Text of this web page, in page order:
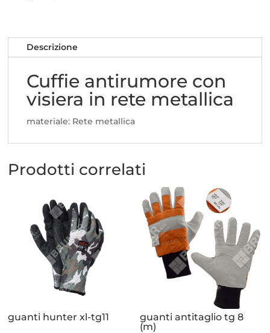
quantità
Descrizione
Cuffie antirumore con
visiera in rete metallica
materiale: Rete metallica
Prodotti correlati
guanti hunter xl-tg11
guanti antitaglio tg 8
(m)